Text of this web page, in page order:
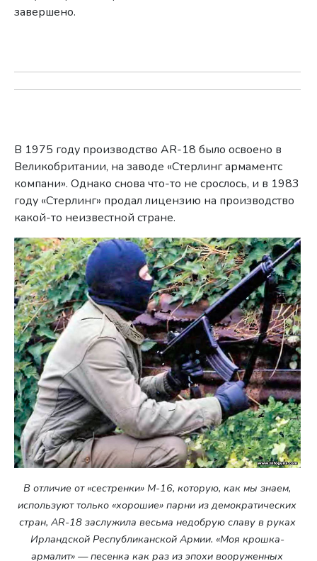
завершено.
В 1975 году производство AR-18 было освоено в
Великобритании, на заводе «Стерлинг армаментс
компани». Однако снова что-то не срослось, и в 1983
году «Стерлинг» продал лицензию на производство
какой-то неизвестной стране.
В отличие от «сестренки» M-16, которую, как мы знаем,
используют только «хорошие» парни из демократических
стран, AR-18 заслужила весьма недобрую славу в руках
Ирландской Республиканской Армии. «Моя крошка-
армалит» — песенка как раз из эпохи вооруженных